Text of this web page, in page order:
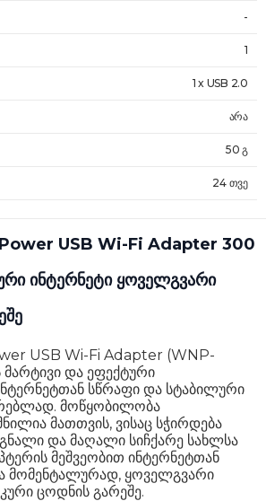
-
1
1 x USB 2.0
არა
50 გ
24 თვე
USB Wi-Fi Adapter 300
ინტერნეტი ყოველგვარი
USB Wi-Fi Adapter (WNP-
და ეფექტური
სწრაფი და სტაბილური
მოწყობილობა
მათთვის, ვისაც სჭირდება
და მაღალი სიჩქარე სახლსა
მეშვეობით ინტერნეტთან
მომენტალურად, ყოველგვარი
ცოდნის გარეშე.